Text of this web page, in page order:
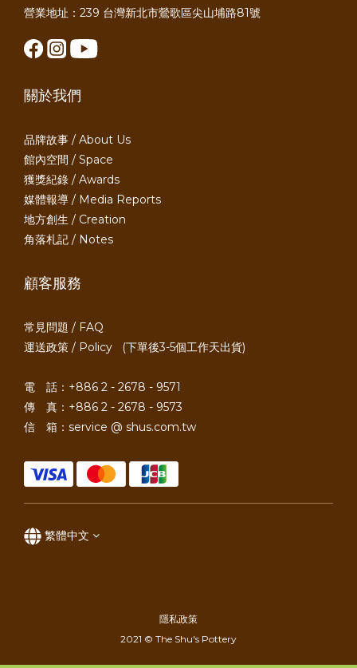
營業地址：239 台灣新北市鶯歌區尖山埔路81號
關於我們
品牌故事 / About Us
館內空間 / Space
獲獎紀錄 / Awards
媒體報導 / Media Reports
地方創生 / Creation
角落札記 / Notes
顧客服務
常見問題 / FAQ
運送政策 / Policy (下單後3-5個工作天出貨)
電 話：+886 2 - 2678 - 9571
傳 真：+886 2 - 2678 - 9573
信 箱：service @ shus.com.tw
繁體中文
隱私政策
2021 © The Shu's Pottery